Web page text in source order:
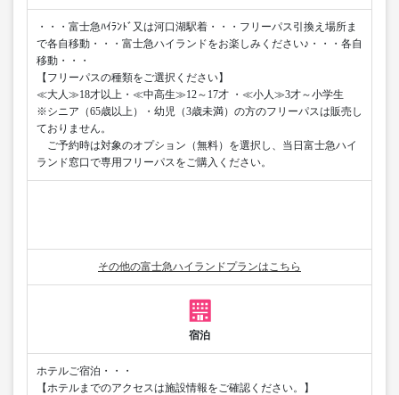
・・・富士急ﾊｲﾗﾝﾄﾞ又は河口湖駅着・・・フリーパス引換え場所ま
で各自移動・・・富士急ハイランドをお楽しみください♪・・・各自
移動・・・
【フリーパスの種類をご選択ください】
≪大人≫18才以上・≪中高生≫12～17才 ・≪小人≫3才～小学生
※シニア（65歳以上）・幼児（3歳未満）の方のフリーパスは販売し
ておりません。
ご予約時は対象のオプション（無料）を選択し、当日富士急ハイ
ランド窓口で専用フリーパスをご購入ください。
その他の富士急ハイランドプランはこちら
宿泊
ホテルご宿泊・・・
【ホテルまでのアクセスは施設情報をご確認ください。】